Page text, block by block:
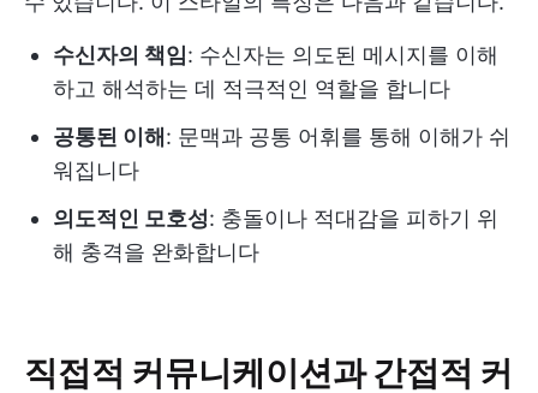
수신자의 책임 : 수신자는 의도된 메시지를 이해
하고 해석하는 데 적극적인 역할을 합니다
공통된 이해 : 문맥과 공통 어휘를 통해 이해가 쉬
워집니다
의도적인 모호성: 충돌이나 적대감을 피하기 위
해 충격을 완화합니다
직접적 커뮤니케이션과 간접적 커